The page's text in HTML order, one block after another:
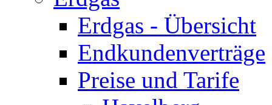
Erdgas - Übersicht
Endkundenverträge
Preise und Tarife